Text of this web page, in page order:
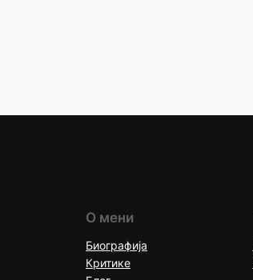
О мени
Биографија
Критике